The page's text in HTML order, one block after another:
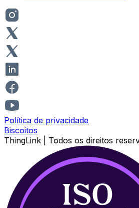
Política de privacidade
Biscoitos
ThingLink | Todos os direitos